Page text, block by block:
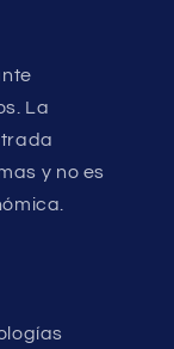
La
y no es